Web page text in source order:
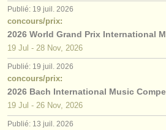
Publié: 19 juil. 2026
concours/prix:
2026 World Grand Prix International
19 Jul - 28 Nov, 2026
Publié: 19 juil. 2026
concours/prix:
2026 Bach International Music
19 Jul - 26 Nov, 2026
Publié: 13 juil. 2026